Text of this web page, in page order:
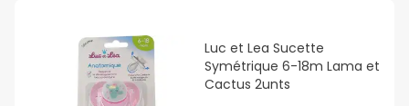
Luc et Lea Sucette
Symétrique 6-18m Lama et
Cactus 2unts